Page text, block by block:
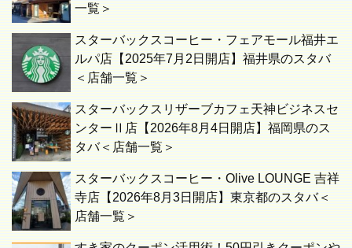
一覧＞
スターバックスコーヒー・フェアモール福井エ
ルパ店【2025年7月2日開店】福井県のスタバ
＜店舗一覧＞
スターバックスリザーブカフェ天神ビジネスセ
ンターⅡ店【2026年8月4日開店】福岡県のス
タバ＜店舗一覧＞
スターバックスコーヒー・Olive LOUNGE 吉祥
寺店【2026年8月3日開店】東京都のスタバ＜
店舗一覧＞